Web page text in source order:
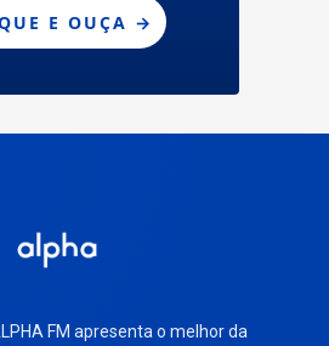
FM apresenta o melhor da